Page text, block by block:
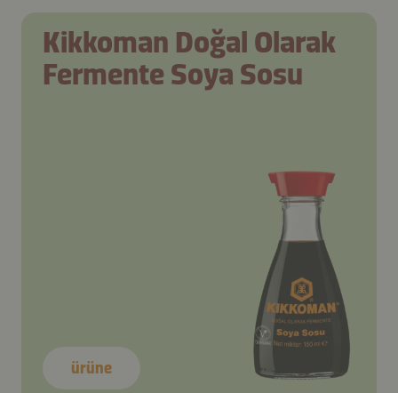
Kikkoman Doğal Olarak
Fermente Soya Sosu
ürüne